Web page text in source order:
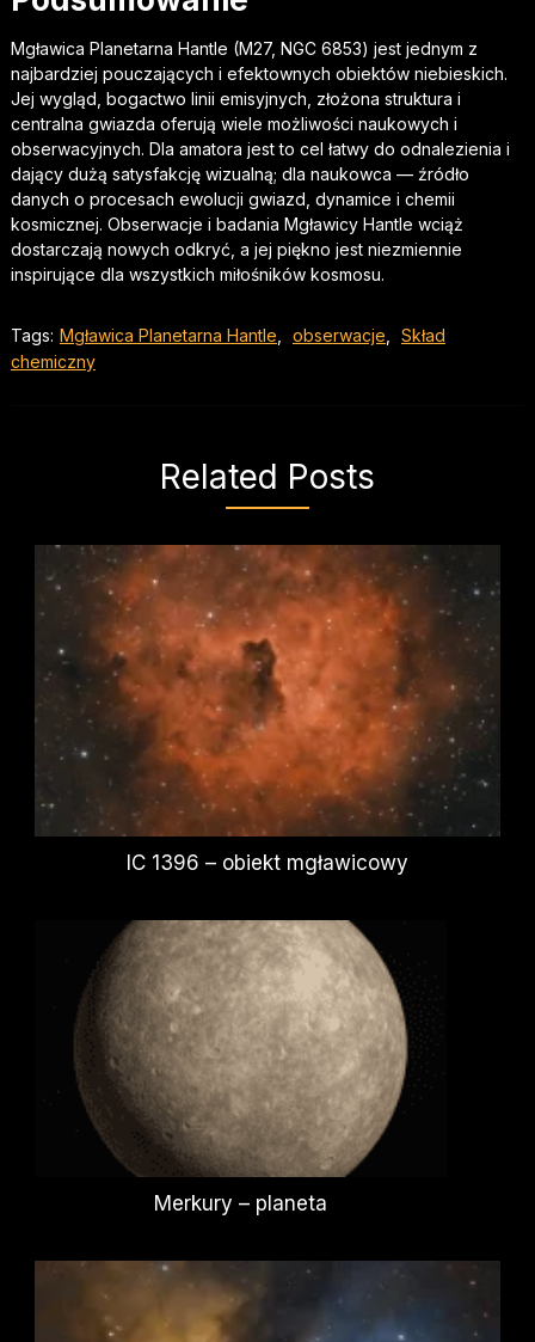
Mgławica Planetarna Hantle (M27, NGC 6853) jest jednym z
najbardziej pouczających i efektownych obiektów niebieskich.
Jej wygląd, bogactwo linii emisyjnych, złożona struktura i
centralna gwiazda oferują wiele możliwości naukowych i
obserwacyjnych. Dla amatora jest to cel łatwy do odnalezienia i
dający dużą satysfakcję wizualną; dla naukowca — źródło
danych o procesach ewolucji gwiazd, dynamice i chemii
kosmicznej. Obserwacje i badania Mgławicy Hantle wciąż
dostarczają nowych odkryć, a jej piękno jest niezmiennie
inspirujące dla wszystkich miłośników kosmosu.
Tags: Mgławica Planetarna Hantle obserwacje
Skład
chemiczny
Related Posts
IC 1396 – obiekt mgławicowy
Merkury – planeta